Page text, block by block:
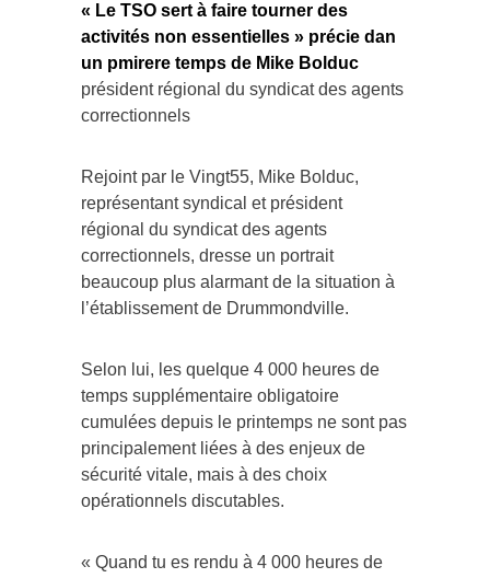
« Le TSO sert à faire tourner des
activités non essentielles » précie dan
un pmirere temps de Mike Bolduc
président régional du syndicat des agents
correctionnels
Rejoint par le Vingt55, Mike Bolduc,
représentant syndical et président
régional du syndicat des agents
correctionnels, dresse un portrait
beaucoup plus alarmant de la situation à
l’établissement de Drummondville.
Selon lui, les quelque 4 000 heures de
temps supplémentaire obligatoire
cumulées depuis le printemps ne sont pas
principalement liées à des enjeux de
sécurité vitale, mais à des choix
opérationnels discutables.
« Quand tu es rendu à 4 000 heures de